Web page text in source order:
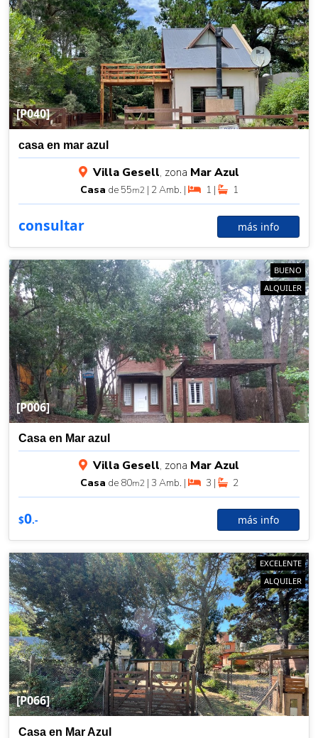
[P040]
casa en mar azul
Villa Gesell, zona Mar Azul
Casa de 55m2 | 2 Amb. | 1 | 1
consultar más info
[P006]
BUENO
ALQUILER
Casa en Mar azul
Villa Gesell, zona Mar Azul
Casa de 80m2 | 3 Amb. | 3 | 2
$0.- más info
[P066]
EXCELENTE
ALQUILER
Casa en Mar Azul